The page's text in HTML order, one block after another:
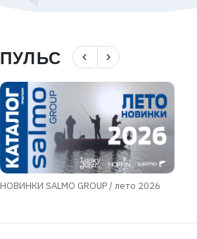
ПУЛЬС navigate_before navigate_next
НОВИНКИ SALMO GROUP / лето 2026